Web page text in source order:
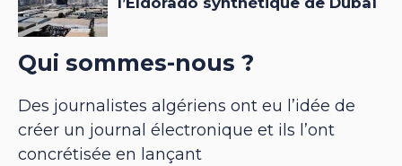
Qui sommes-nous ?
Des journalistes algériens ont eu l’idée de
créer un journal électronique et ils l’ont
concrétisée en lançant